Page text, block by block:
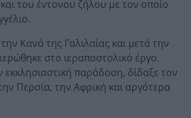
του έντονου ζήλου με τον οποίο
Κανά της Γαλιλαίας και μετά την
στο ιεραποστολικό έργο.
παράδοση, δίδαξε τον
Περσία, την Αφρική και αργότερα